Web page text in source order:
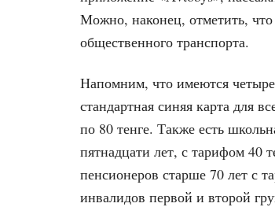
Можно, наконец, отметить, что
общественного транспорта.
Напомним, что имеются
стандартная синяя карта для
по 80 тенге. Также есть
пятнадцати лет, с тарифом 40
пенсионеров старше 70 лет с
инвалидов первой и второй